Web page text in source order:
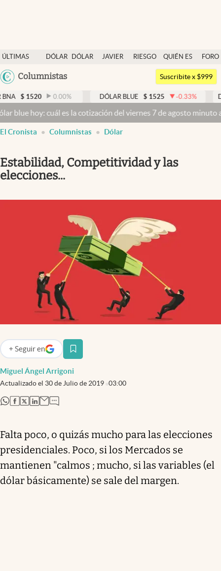
ÚLTIMAS
NOTICIAS
DÓLAR
DÓLAR
JAVIER
RIESGO
QUIÉN ES
QUIÉN
FORO
Argentina
México
Columnistas
Dólar
Members
Economía y Política
Finanzas y Mercados
Mercados Online
Columnistas
Mundial 2026
Eventos Corporativos
El Cronista Studio
Mediakit
abre en nueva pestaña
Suscribite x $999
0.00% DÓLAR BLUE $ 1525 -0.33% DÓLAR
cuál es la cotización del viernes 7 de agosto minuto a minuto
El Cronista Columnistas Dólar
Estabilidad, Competitividad y las
elecciones...
Miguel Ángel Arrigoni
Actualizado el 30 de Julio de 2019 03:00
+ Seguir en
abre en nueva pestaña
abre en nueva pestaña
abre en nueva pestaña
abre en nueva pestaña
abre en nueva pestaña
Falta poco, o quizás mucho para las elecciones
presidenciales. Poco, si los Mercados se
mantienen "calmos ; mucho, si las variables (el
dólar básicamente) se sale del margen.